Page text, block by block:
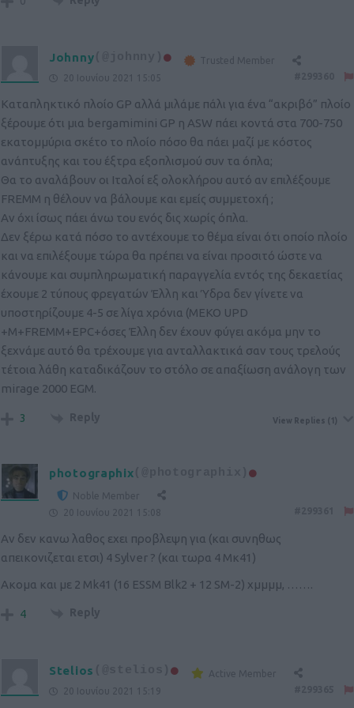
Johnny
Trusted Member
20 Ιουνίου 2021 15:05
Καταπληκτικό πλοίο GP αλλά μιλάμε πάλι για ένα “ακριβό” πλοίο
ξέρουμε ότι μια bergamimini GP η ASW πάει κοντά στα 700-750
εκατομμύρια σκέτο το πλοίο πόσο θα πάει μαζί με κόστος
ανάπτυξης και του έξτρα εξοπλισμού συν τα όπλα;
Θα το αναλάβουν οι Ιταλοί εξ ολοκλήρου αυτό αν επιλέξουμε
FREMM η θέλουν να βάλουμε και εμείς συμμετοχή ;
Αν όχι ίσως πάει άνω του ενός δις χωρίς όπλα.
Δεν ξέρω κατά πόσο το αντέχουμε το θέμα είναι ότι οποίο πλοίο
και να επιλέξουμε τώρα θα πρέπει να είναι προσιτό ώστε να
κάνουμε και συμπληρωματική παραγγελία εντός της δεκαετίας
έχουμε 2 τύπους φρεγατών Έλλη και Ύδρα δεν γίνετε να
υποστηρίζουμε 4-5 σε λίγα χρόνια (ΜΕΚΟ UPD
+M+FREMM+EPC+όσες Έλλη δεν έχουν φύγει ακόμα μην το
ξεχνάμε αυτό θα τρέχουμε για ανταλλακτικά σαν τους τρελούς
τέτοια λάθη καταδικάζουν το στόλο σε απαξίωση ανάλογη των
mirage 2000 EGM.
3 Reply View Replies (1)
photographix
Noble Member
20 Ιουνίου 2021 15:08
Aν δεν κανω λαθος εχει προβλεψη για (και συνηθως
απεικονιζεται ετσι) 4 Sylver ? (και τωρα 4 Μκ41)
Ακομα και με 2 Μk41 (16 ESSM Βlk2 + 12 SM-2) χμμμμ, …….
4 Reply
Stelios
Active Member
20 Ιουνίου 2021 15:19